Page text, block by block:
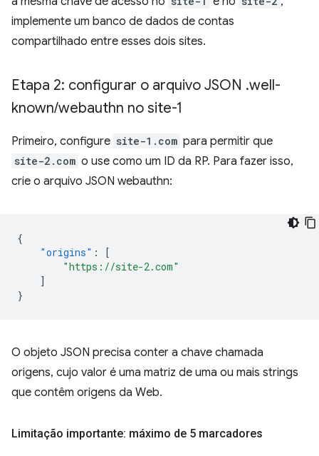
implemente um banco de dados de contas
compartilhado entre esses dois sites.
Etapa 2: configurar o arquivo JSON .well-
known/webauthn no site-1
Primeiro, configure site-1.com para permitir que
site-2.com o use como um ID da RP. Para fazer isso,
crie o arquivo JSON webauthn:
{
"origins" :
[
"https://site-2.com"
]
}
O objeto JSON precisa conter a chave chamada
origens, cujo valor é uma matriz de uma ou mais strings
que contêm origens da Web.
Limitação importante: máximo de 5 marcadores